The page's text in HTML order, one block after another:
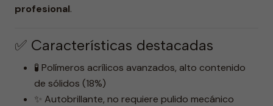
profesional.
✅ Características destacadas
🧪 Polímeros acrílicos avanzados, alto contenido
de sólidos (18%)
✨ Autobrillante, no requiere pulido mecánico